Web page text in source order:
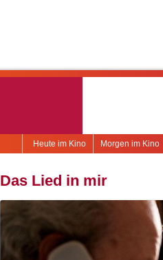
Morgen im Kino
Heute im Kino
Das Lied in mir